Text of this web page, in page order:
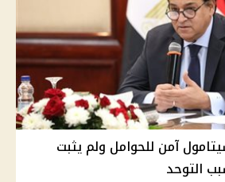
آمن للحوامل ولم يثبت
التوحد